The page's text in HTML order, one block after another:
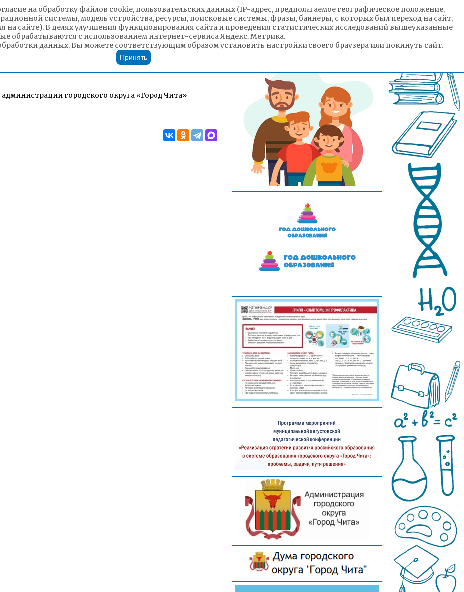
место
городского округа «Город Чита»
на обработку файлов cookie, пользовательских данных (IP-адрес, предполагаемое географическое положение,
системы, модель устройства, ресурсы, поисковые системы, фразы, баннеры, с которых был переход на сайт,
на сайте). В целях улучшения функционирования сайта и проведения статистических исследований вышеуказанные
обрабатываются с использованием интернет-сервиса Яндекс. Метрика.
данных, Вы можете соответствующим образом установить настройки своего браузера или покинуть сайт.
Принять